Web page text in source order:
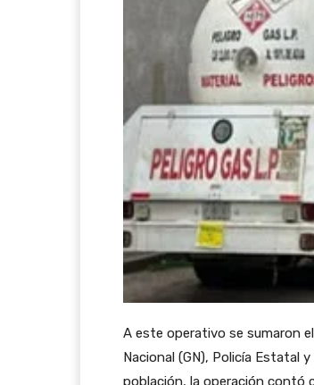
A este operativo se sumaron
Nacional (GN), Policía Estatal
población, la operación contó